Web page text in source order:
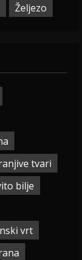
Željezo
tvari
bilje
vrt